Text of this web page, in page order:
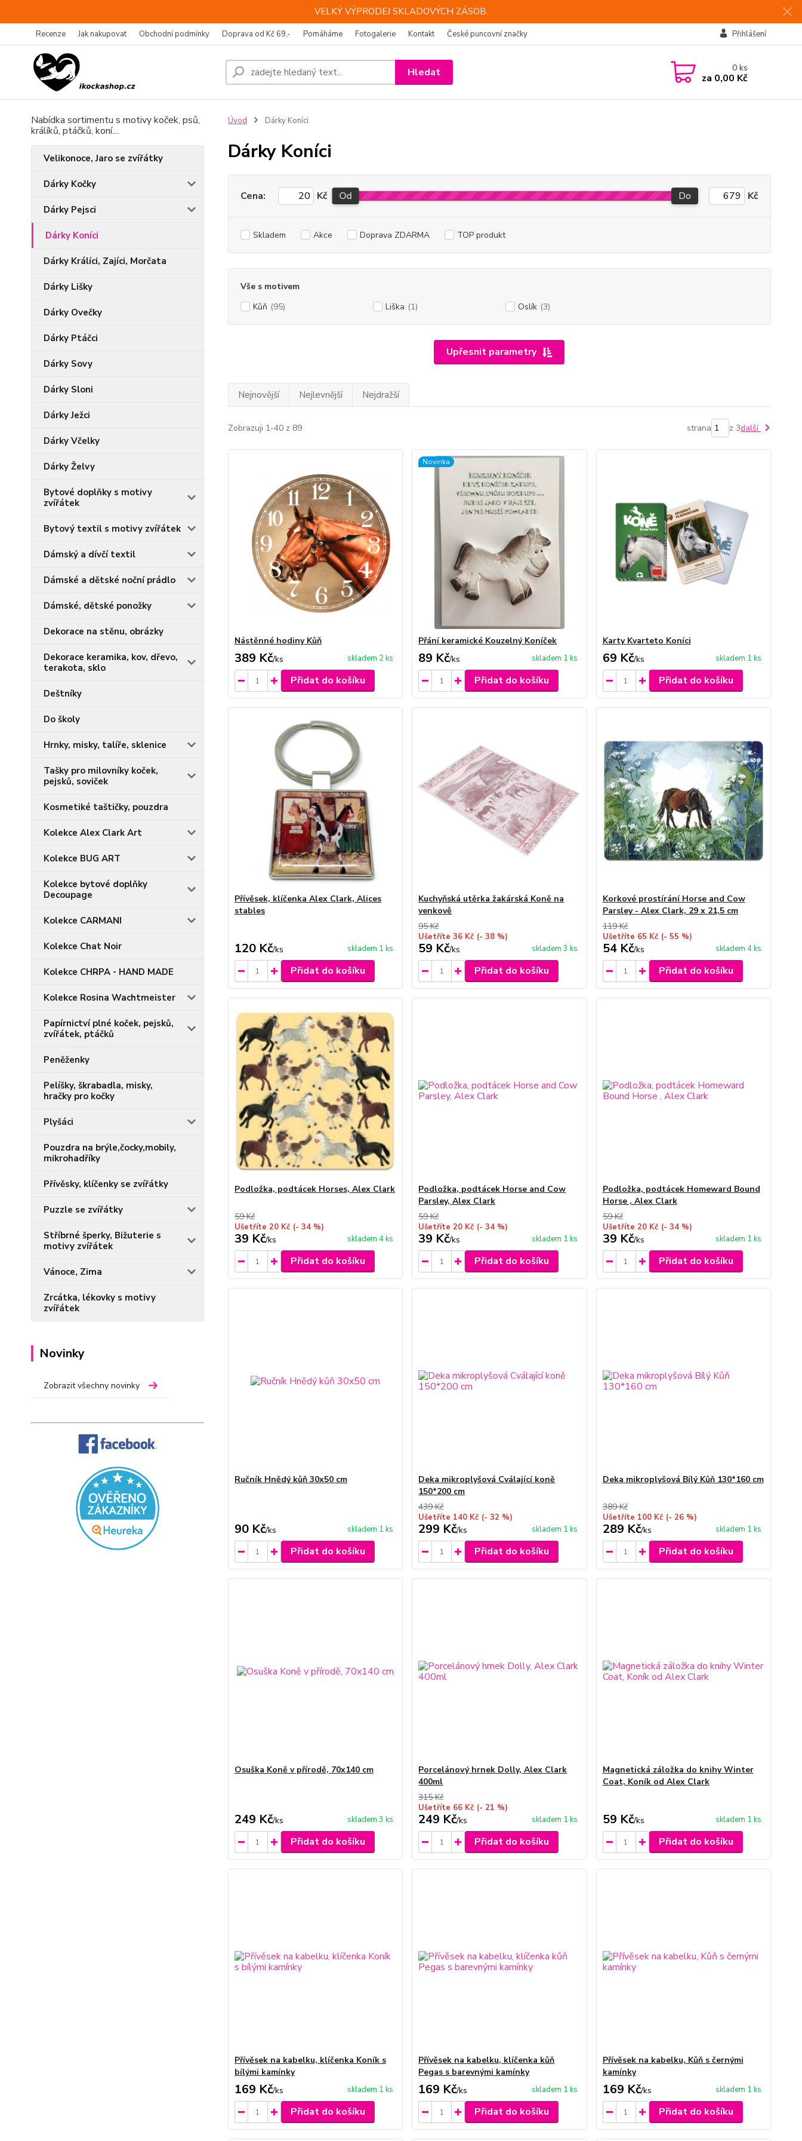
VELKÝ VÝPRODEJ SKLADOVÝCH ZÁSOB.
Recenze Jak nakupovat Obchodní podmínky Doprava od Kč 69,- Pomáháme Fotogalerie Kontakt České puncovní značky Přihlášení
Hledat 0ks
za 0,00 Kč
Nabídka sortimentu s motivy koček, psů,
králíků, ptáčků, koní....
Velikonoce, Jaro se zvířátky
Dárky Kočky
Dárky Pejsci
Dárky Koníci
Dárky Králíci, Zajíci, Morčata
Dárky Lišky
Dárky Ovečky
Dárky Ptáčci
Dárky Sovy
Dárky Sloni
Dárky Ježci
Dárky Včelky
Dárky Želvy
Bytové doplňky s motivy
zvířátek
Bytový textil s motivy zvířátek
Dámský a dívčí textil
Dámské a dětské noční prádlo
Dámské, dětské ponožky
Dekorace na stěnu, obrázky
Dekorace keramika, kov, dřevo,
terakota, sklo
Deštníky
Do školy
Hrnky, misky, talíře, sklenice
Tašky pro milovníky koček,
pejsků, soviček
Kosmetiké taštičky, pouzdra
Kolekce Alex Clark Art
Kolekce BUG ART
Kolekce bytové doplňky
Decoupage
Kolekce CARMANI
Kolekce Chat Noir
Kolekce CHRPA - HAND MADE
Kolekce Rosina Wachtmeister
Papírnictví plné koček, pejsků,
zvířátek, ptáčků
Peněženky
Pelíšky, škrabadla, misky,
hračky pro kočky
Plyšáci
Pouzdra na brýle,čocky,mobily,
mikrohadříky
Přívěsky, klíčenky se zvířátky
Puzzle se zvířátky
Stříbrné šperky, Bižuterie s
motivy zvířátek
Vánoce, Zima
Zrcátka, lékovky s motivy
zvířátek
Novinky
Zobrazit všechny novinky
Úvod Dárky Koníci
Dárky Koníci
Upřesnit parametry
Cena: Kč Od Do Kč
Skladem Akce Doprava ZDARMA TOP produkt
Vše s motivem
Kůň (95) Liška (1) Oslík (3)
Nejnovější Nejlevnější Nejdražší
Zobrazuji 1-40 z 89 strana z 3další
Nástěnné hodiny Kůň
389 Kč/ks skladem 2 ks
Přidat do košíku
Novinka
Přání keramické Kouzelný Koníček
89 Kč/ks skladem 1 ks
Přidat do košíku
Karty Kvarteto Koníci
69 Kč/ks skladem 1 ks
Přidat do košíku
Přívěsek, klíčenka Alex Clark, Alices
stables
120 Kč/ks skladem 1 ks
Přidat do košíku
Kuchyňská utěrka žakárská Koně na
venkově
95 Kč
Ušetříte 36 Kč (- 38 %)
59 Kč/ks skladem 3 ks
Přidat do košíku
Korkové prostírání Horse and Cow
Parsley - Alex Clark, 29 x 21,5 cm
119 Kč
Ušetříte 65 Kč (- 55 %)
54 Kč/ks skladem 4 ks
Přidat do košíku
Podložka, podtácek Horses, Alex Clark
59 Kč
Ušetříte 20 Kč (- 34 %)
39 Kč/ks skladem 4 ks
Přidat do košíku
Podložka, podtácek Horse and Cow
Parsley, Alex Clark
59 Kč
Ušetříte 20 Kč (- 34 %)
39 Kč/ks skladem 1 ks
Přidat do košíku
Podložka, podtácek Homeward Bound
Horse , Alex Clark
59 Kč
Ušetříte 20 Kč (- 34 %)
39 Kč/ks skladem 1 ks
Přidat do košíku
Ručník Hnědý kůň 30x50 cm
90 Kč/ks skladem 1 ks
Přidat do košíku
Deka mikroplyšová Cválající koně
150*200 cm
439 Kč
Ušetříte 140 Kč (- 32 %)
299 Kč/ks skladem 1 ks
Přidat do košíku
Deka mikroplyšová Bílý Kůň 130*160 cm
389 Kč
Ušetříte 100 Kč (- 26 %)
289 Kč/ks skladem 1 ks
Přidat do košíku
Osuška Koně v přírodě, 70x140 cm
249 Kč/ks skladem 3 ks
Přidat do košíku
Porcelánový hrnek Dolly, Alex Clark
400ml
315 Kč
Ušetříte 66 Kč (- 21 %)
249 Kč/ks skladem 1 ks
Přidat do košíku
Magnetická záložka do knihy Winter
Coat, Koník od Alex Clark
59 Kč/ks skladem 1 ks
Přidat do košíku
Přívěsek na kabelku, klíčenka Koník s
bílými kamínky
169 Kč/ks skladem 1 ks
Přidat do košíku
Přívěsek na kabelku, klíčenka kůň
Pegas s barevnými kamínky
169 Kč/ks skladem 1 ks
Přidat do košíku
Přívěsek na kabelku, Kůň s černými
kamínky
169 Kč/ks skladem 1 ks
Přidat do košíku